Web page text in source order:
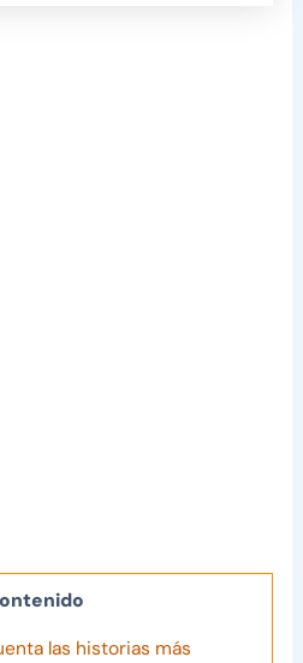
las historias más